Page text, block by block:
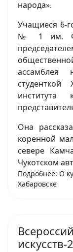
народа».
Учащиеся 6-
№ 1 им. Ф.
ассамблея
студенткой
института
Она
коренной
севере
Чукотском
Подробнее: О
Хабаровске
искусств-